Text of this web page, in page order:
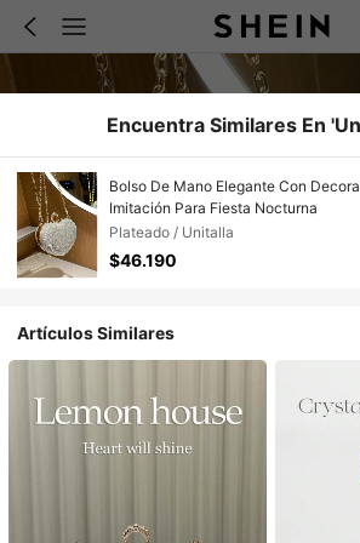
Encuentra Similares En
Bolso De Mano Elegante Con
Imitación Para Fiesta Nocturna
Plateado / Unitalla
$46.190
Artículos Similares